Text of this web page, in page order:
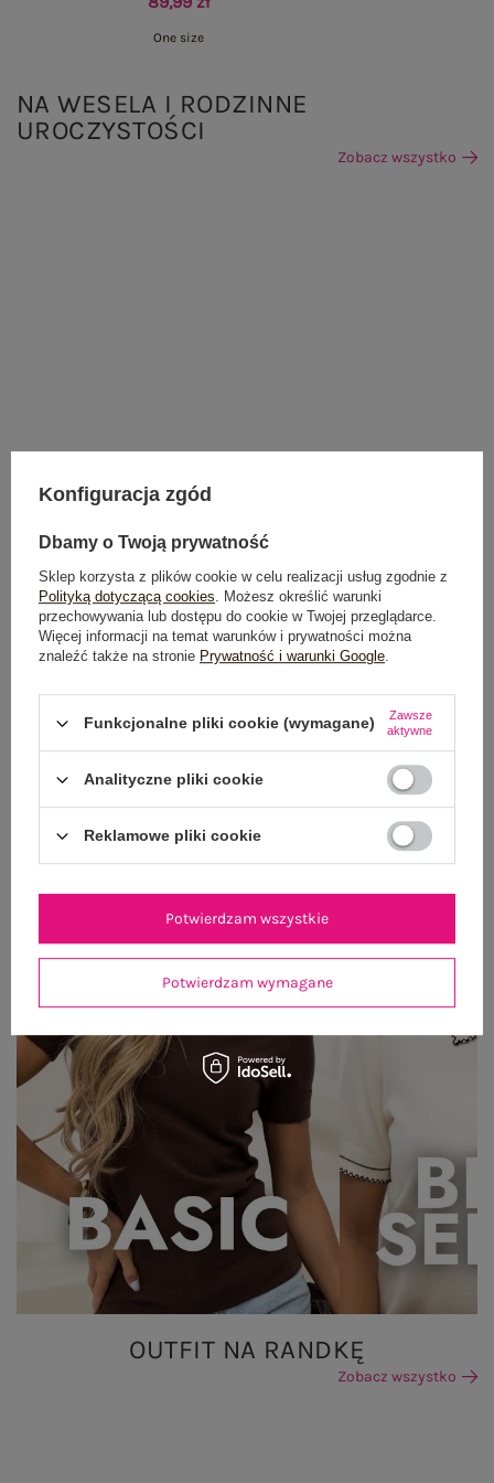
One size
NA WESELA I RODZINNE
UROCZYSTOŚCI
Zobacz wszystko
Beżowe letnie spodnie wide leg
XL/XXL
Beżowa koszulowa
OUTFIT NA RANDKĘ
Zobacz wszystko
Konfiguracja zgód
Dbamy o Twoją prywatność
Sklep korzysta z plików cookie w celu realizacji usług zgodnie z
Polityką dotyczącą cookies. Możesz określić warunki
przechowywania lub dostępu do cookie w Twojej przeglądarce.
Więcej informacji na temat warunków i prywatności można
znaleźć także na stronie Prywatność i warunki Google.
Funkcjonalne pliki cookie (wymagane)
Zawsze
aktywne
Analityczne pliki cookie
Reklamowe pliki cookie
Potwierdzam wymagane
Potwierdzam wszystkie